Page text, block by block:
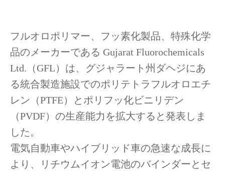
フルオロポリマー、フッ素化製品、特殊化学
品のメーカーである Gujarat Fluorochemicals
Ltd. （GFL）は、グジャラート州ダヘジにあ
る統合製造施設でのポリテトラフルオロエチ
レン（PTFE）とポリフッ化ビニリデン
（PVDF）の生産能力を拡大すると発表しま
した。
電気自動車やハイブリッド車の急速な成長に
より、リチウムイオン電池のバインダーとセ